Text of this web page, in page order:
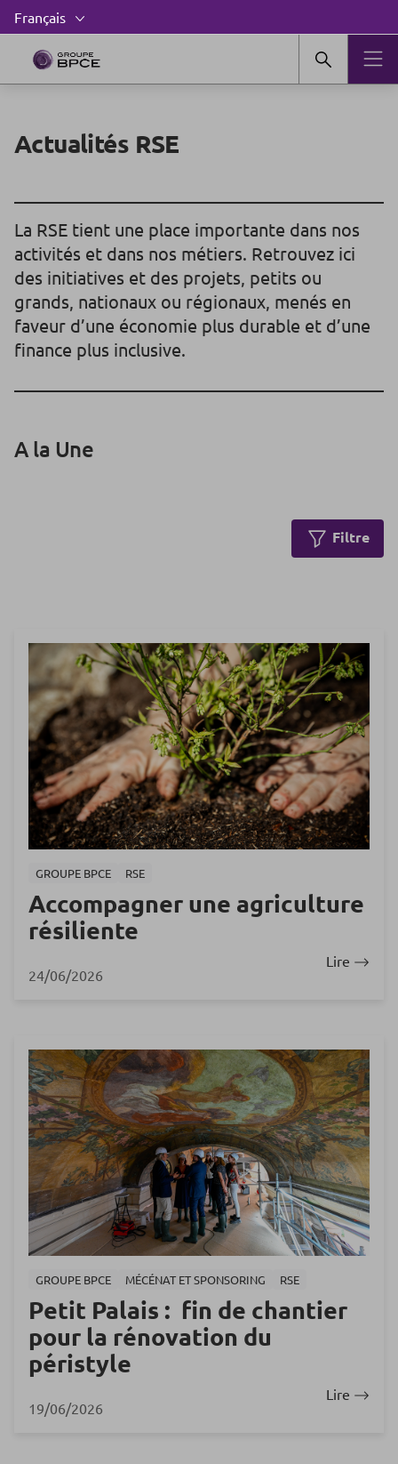
Actualités RSE
La RSE tient une place importante dans nos
activités et dans nos métiers. Retrouvez ici
des initiatives et des projets, petits ou
grands, nationaux ou régionaux, menés en
faveur d’une économie plus durable et d’une
finance plus inclusive.
A la Une
Filtre
GROUPE BPCE RSE
Accompagner une agriculture
résiliente
24/06/2026
Lire
GROUPE BPCE MÉCÉNAT ET SPONSORING RSE
Petit Palais : fin de chantier
pour la rénovation du
péristyle
19/06/2026
Lire